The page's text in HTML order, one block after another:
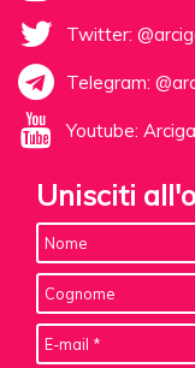
Twitter:
Telegram:
Youtube:
Unisciti